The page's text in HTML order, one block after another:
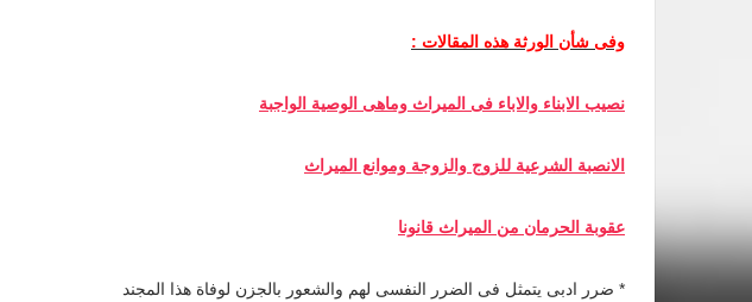
وفى شأن الورثة هذه المقالات :
نصيب الابناء والاباء فى الميراث وماهى الوصية الواجبة
الانصبة الشرعية للزوج والزوجة وموانع الميراث
عقوبة الحرمان من الميراث قانونا
* ضرر ادبى يتمثل فى الضرر النفسى لهم والشعور بالجزن لوفاة هذا المجند